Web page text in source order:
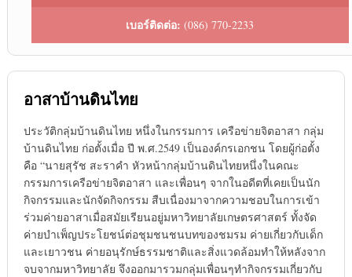
เบอร์ติดต่อ: (086) 770-2233
อาสาบ้านดินไทย
ประวัติกลุ่มบ้านดินไทย หนึ่งในกรรมการ เครือข่ายจิตอาสา กลุ่ม
บ้านดินไทย ก่อตั้งเมื่อ ปี พ.ศ.2549 เป็นองค์กรเอกชน โดยผู้ก่อตั้ง
คือ “นายสุรัช สะราคำ หัวหน้ากลุ่มบ้านดินไทยหนึ่งในคณะ
กรรมการเครือข่ายจิตอาสา และเพื่อนๆ จากในอดีตที่เคยเป็นนัก
กิจกรรมและนักจัดกิจกรรม สืบเนื่องมาจากความชอบในการเข้า
ร่วมค่ายอาสาเมื่อสมัยเรียนอยู่มหาวิทยาลัยเกษตรศาสตร์ ทั้งจัด
ค่ายบำเพ็ญประโยชน์ต่อชุมชนชนบทของชมรม ค่ายเกี่ยวกับเด็ก
และเยาวชน ค่ายอนุรักษ์ธรรมชาติและสิ่งแวดล้อมทำให้หลังจาก
จบจากมหาวิทยาลัย จึงออกมารวมกลุ่มเพื่อนๆทำกิจกรรมเกี่ยวกับ